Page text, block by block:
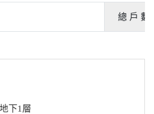
總 戶 數
下1層